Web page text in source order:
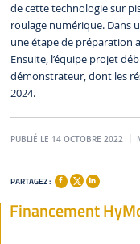
de cette technologie sur
roulage numérique. Dans
une étape de préparation
Ensuite, l’équipe projet
démonstrateur, dont les
2024.
PUBLIÉ LE 14 OCTOBRE 2022
PARTAGEZ :
Financement